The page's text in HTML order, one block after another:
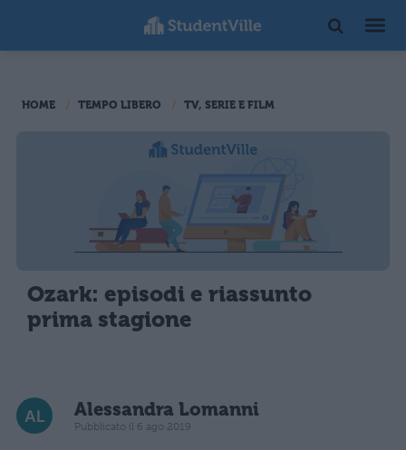
HOME TEMPO LIBERO TV, SERIE E FILM
Ozark: episodi e riassunto
prima stagione
Alessandra Lomanni
Pubblicato il 6 ago 2019